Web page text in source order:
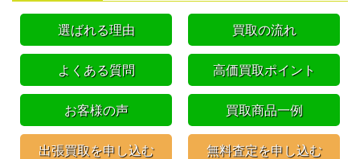
選ばれる理由 買取の流れ
よくある質問 高価買取ポイント
お客様の声 買取商品一例
出張買取を申し込む 無料査定を申し込む